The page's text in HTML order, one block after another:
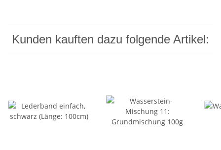
Kunden kauften dazu folgende Artikel: